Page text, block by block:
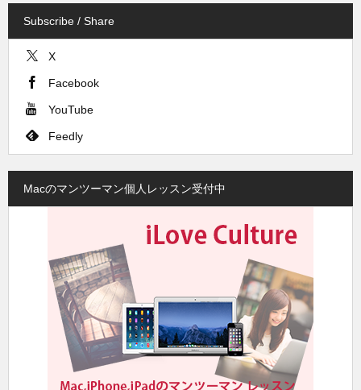
Subscribe / Share
X
Facebook
YouTube
Feedly
Macのマンツーマン個人レッスン受付中